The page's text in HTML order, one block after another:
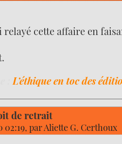
relayé cette affaire en
L’éthique en toc des
de retrait
02:19, parAliette G. Certhoux